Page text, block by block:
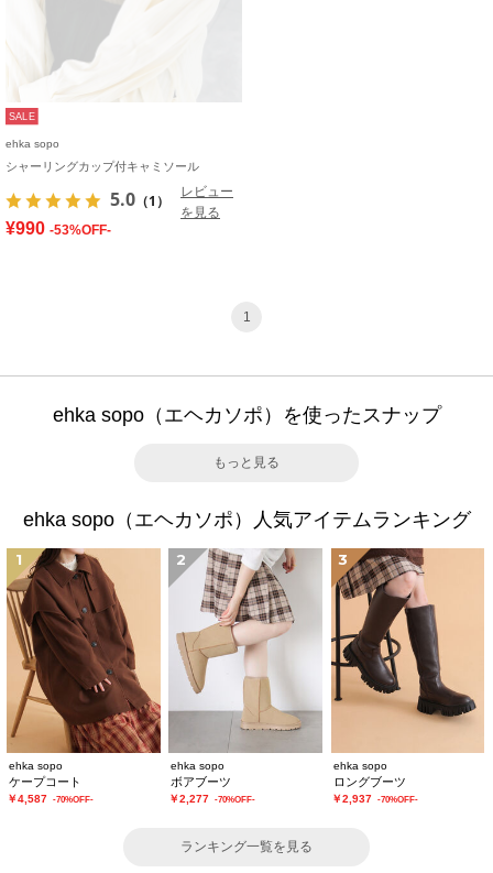
SALE
ehka sopo
シャーリングカップ付キャミソール
5.0 （1）
レビュー
を見る
¥990 -53%OFF-
1
ehka sopo（エヘカソポ）を使ったスナップ
もっと見る
ehka sopo（エヘカソポ）人気アイテムランキング
1
ehka sopo
ケープコート
￥4,587 -70%OFF-
2
ehka sopo
ボアブーツ
￥2,277 -70%OFF-
3
ehka sopo
ロングブーツ
￥2,937 -70%OFF-
ランキング一覧を見る